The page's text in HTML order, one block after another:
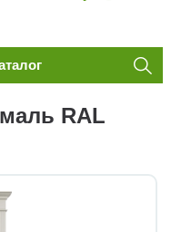
RAL